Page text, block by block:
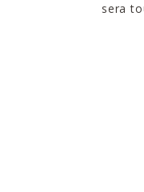
sera